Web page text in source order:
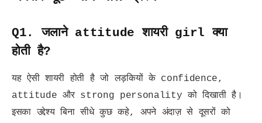
Q1. जलाने attitude शायरी girl क्या
होती है?
यह ऐसी शायरी होती है जो लड़कियों के confidence,
attitude और strong personality को दिखाती है।
इसका उद्देश्य बिना सीधे कुछ कहे, अपने अंदाज़ से दूसरों को